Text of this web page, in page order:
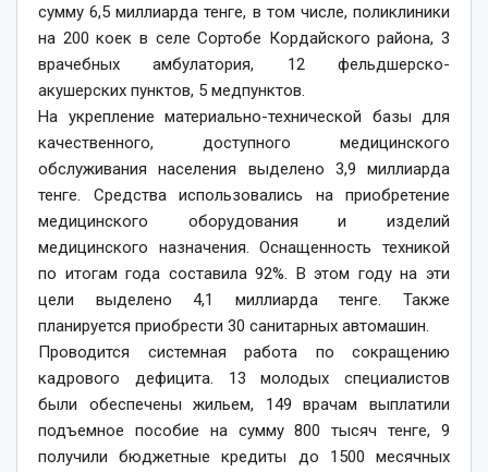
сумму 6,5 миллиарда тенге, в том числе, поликлиники
на 200 коек в селе Сортобе Кордайского района, 3
врачебных амбулатория, 12 фельдшерско-
акушерских пунктов, 5 медпунктов.
​На укрепление материально-технической базы для
качественного, доступного медицинского
обслуживания населения выделено 3,9 миллиарда
тенге. Средства использовались на приобретение
медицинского оборудования и изделий
медицинского назначения. Оснащенность техникой
по итогам года составила 92%. В этом году на эти
цели выделено 4,1 миллиарда тенге. Также
планируется приобрести 30 санитарных автомашин.
​Проводится системная работа по сокращению
кадрового дефицита. 13 молодых специалистов
были обеспечены жильем, 149 врачам выплатили
подъемное пособие на сумму 800 тысяч тенге, 9
получили бюджетные кредиты до 1500 месячных